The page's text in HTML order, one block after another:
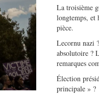
La troisième
longtemps, et
pièce.
Lecornu nazi
absolutoire ?
remarques
Élection
principale » ?